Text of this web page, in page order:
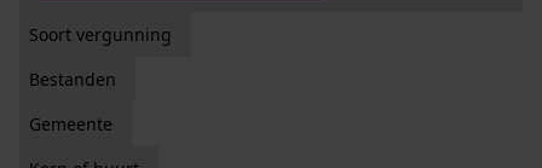
Soort vergunning
Bestanden
Gemeente